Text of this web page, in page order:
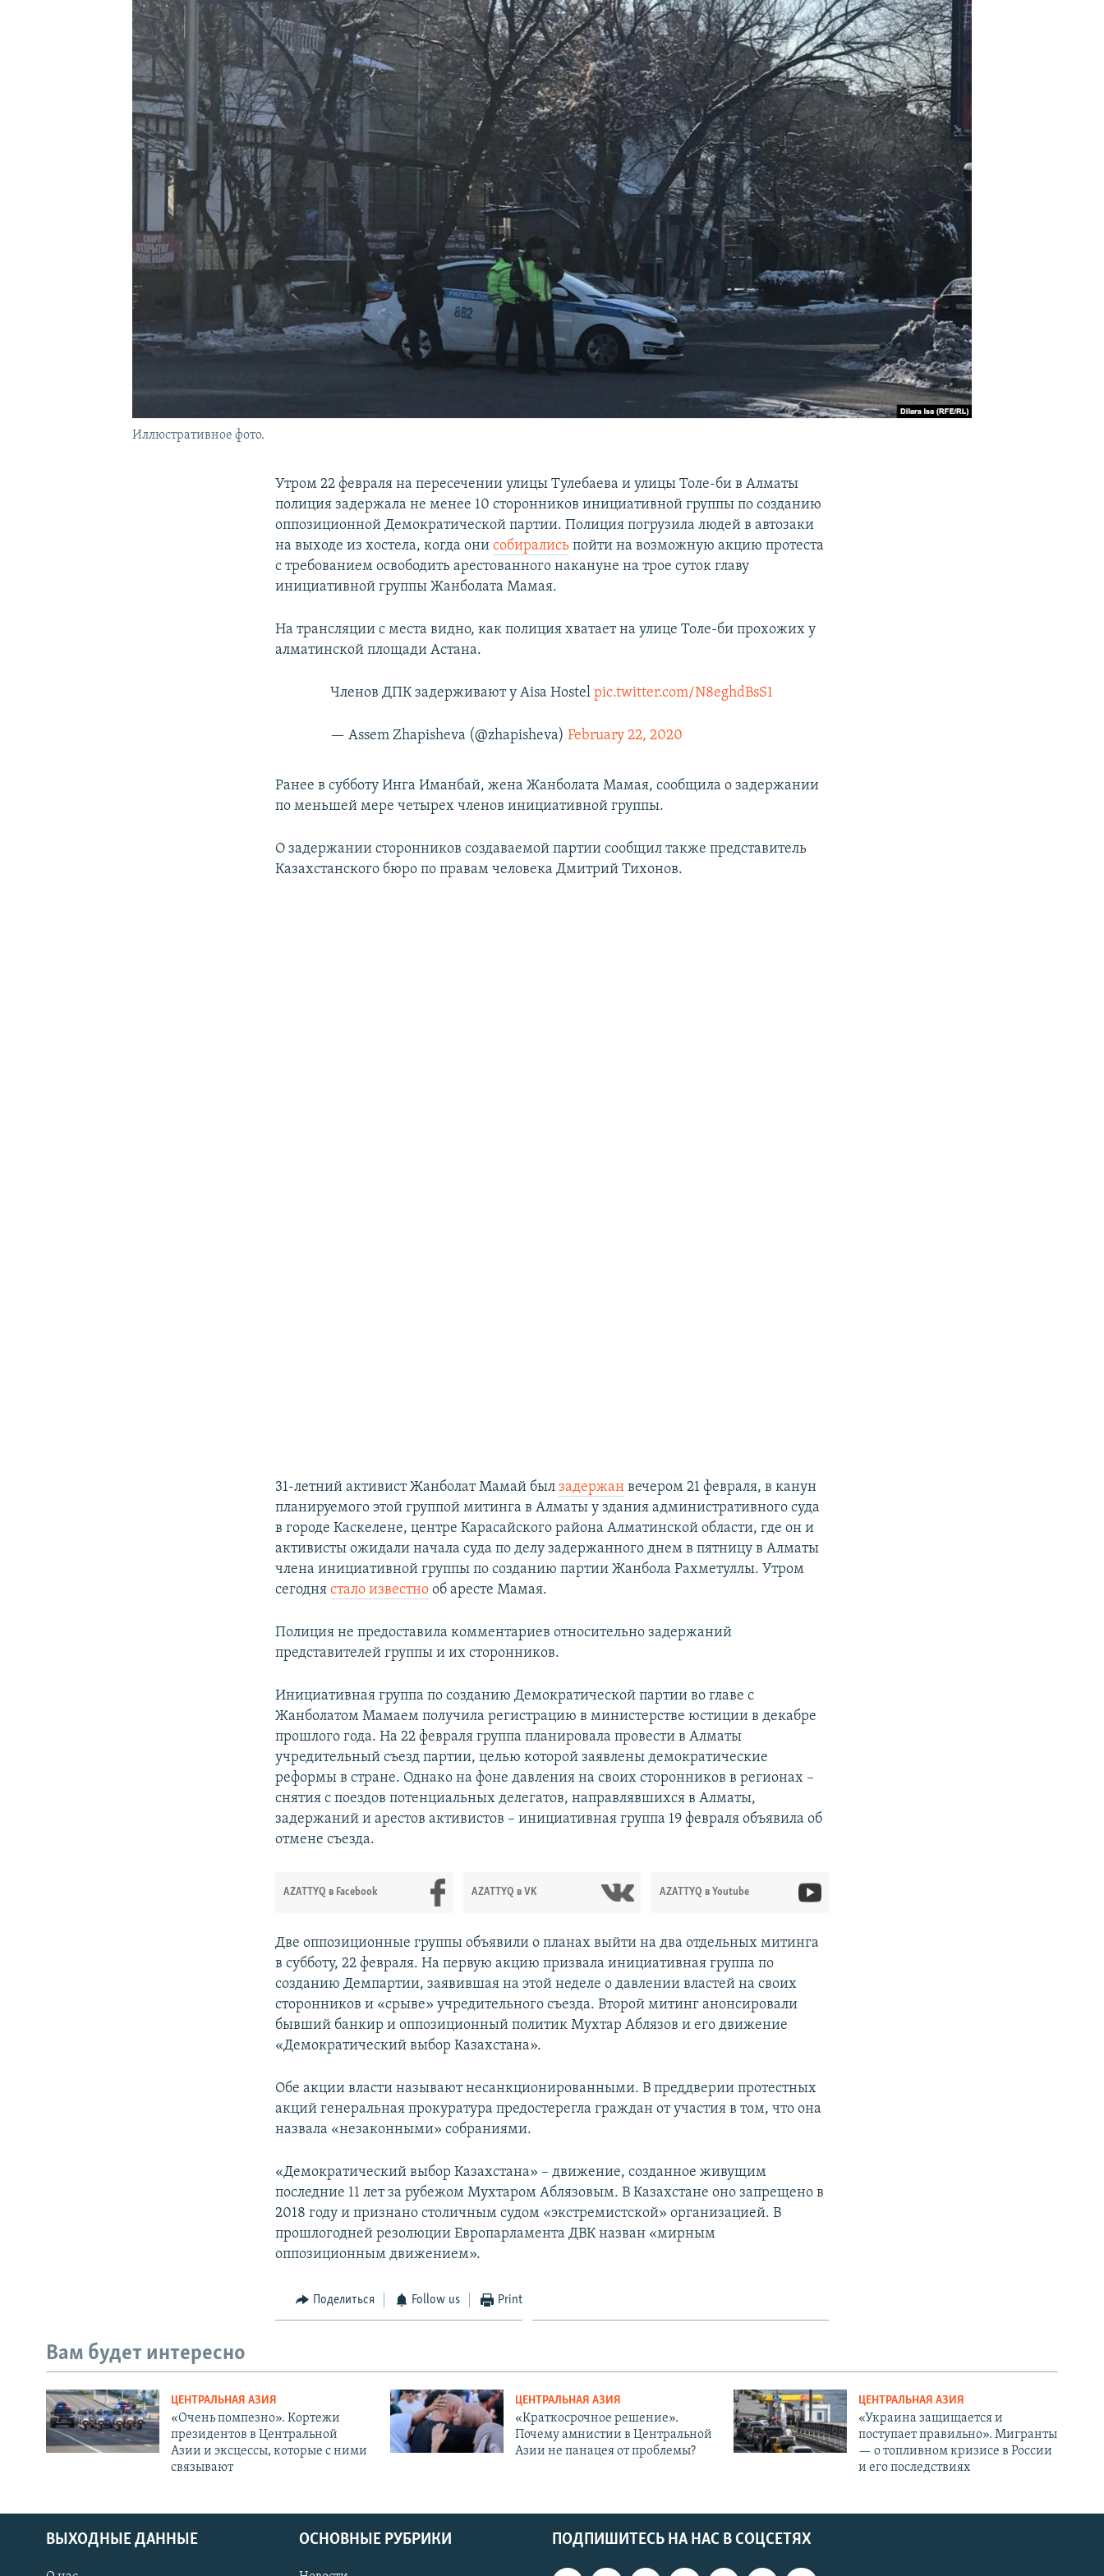
Иллюстративное фото.
Утром 22 февраля на пересечении улицы Тулебаева и улицы Толе-би в Алматы
полиция задержала не менее 10 сторонников инициативной группы по созданию
оппозиционной Демократической партии. Полиция погрузила людей в автозаки
на выходе из хостела, когда онисобирались пойти на возможную акцию протеста
с требованием освободить арестованного накануне на трое суток главу
инициативной группы Жанболата Мамая.
На трансляции с места видно, как полиция хватает на улице Толе-би прохожих у
алматинской площади Астана.
Членов ДПК задерживают у Aisa Hostelpic.twitter.com/N8eghdBsS1
— Assem Zhapisheva (@zhapisheva)February 22, 2020
Ранее в субботу Инга Иманбай, жена Жанболата Мамая, сообщила о задержании
по меньшей мере четырех членов инициативной группы.
О задержании сторонников создаваемой партии сообщил также представитель
Казахстанского бюро по правам человека Дмитрий Тихонов.
31-летний активист Жанболат Мамай былзадержан вечером 21 февраля, в канун
планируемого этой группой митинга в Алматы у здания административного суда
в городе Каскелене, центре Карасайского района Алматинской области, где он и
активисты ожидали начала суда по делу задержанного днем в пятницу в Алматы
члена инициативной группы по созданию партии Жанбола Рахметуллы. Утром
сегоднястало известно об аресте Мамая.
Полиция не предоставила комментариев относительно задержаний
представителей группы и их сторонников.
Инициативная группа по созданию Демократической партии во главе с
Жанболатом Мамаем получила регистрацию в министерстве юстиции в декабре
прошлого года. На 22 февраля группа планировала провести в Алматы
учредительный съезд партии, целью которой заявлены демократические
реформы в стране. Однако на фоне давления на своих сторонников в регионах –
снятия с поездов потенциальных делегатов, направлявшихся в Алматы,
задержаний и арестов активистов – инициативная группа 19 февраля объявила об
отмене съезда.
AZATTYQ в Facebook AZATTYQ в VK AZATTYQ в Youtube
Две оппозиционные группы объявили о планах выйти на два отдельных митинга
в субботу, 22 февраля. На первую акцию призвала инициативная группа по
созданию Демпартии, заявившая на этой неделе о давлении властей на своих
сторонников и «срыве» учредительного съезда. Второй митинг анонсировали
бывший банкир и оппозиционный политик Мухтар Аблязов и его движение
«Демократический выбор Казахстана».
Обе акции власти называют несанкционированными. В преддверии протестных
акций генеральная прокуратура предостерегла граждан от участия в том, что она
назвала «незаконными» собраниями.
«Демократический выбор Казахстана» – движение, созданное живущим
последние 11 лет за рубежом Мухтаром Аблязовым. В Казахстане оно запрещено в
2018 году и признано столичным судом «экстремистской» организацией. В
прошлогодней резолюции Европарламента ДВК назван «мирным
оппозиционным движением».
Поделиться Follow us Print
Вам будет интересно
ЦЕНТРАЛЬНАЯ АЗИЯ
«Очень помпезно». Кортежи
президентов в Центральной
Азии и эксцессы, которые с ними
связывают
ЦЕНТРАЛЬНАЯ АЗИЯ
«Краткосрочное решение».
Почему амнистии в Центральной
Азии не панацея от проблемы?
ЦЕНТРАЛЬНАЯ АЗИЯ
«Украина защищается и
поступает правильно». Мигранты
— о топливном кризисе в России
и его последствиях
ПОДПИШИТЕСЬ НА НАС В СОЦСЕТЯХ
ВЫХОДНЫЕ ДАННЫЕ ОСНОВНЫЕ РУБРИКИ